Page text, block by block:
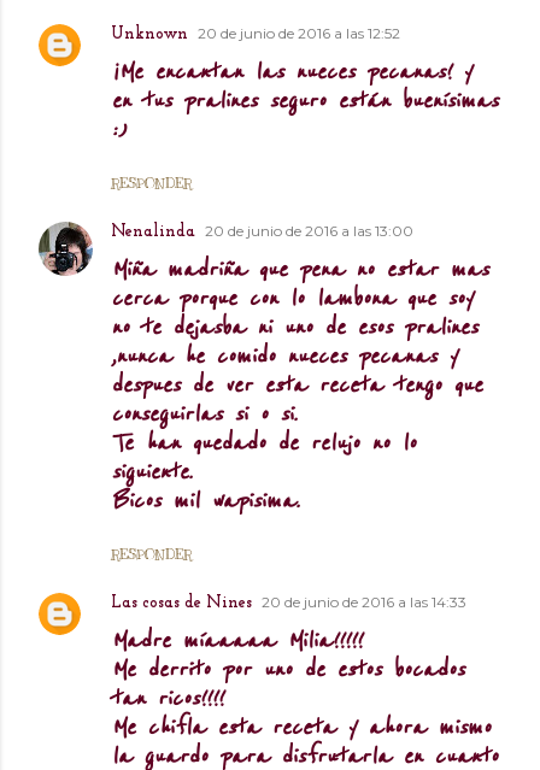
Unknown 20 de junio de 2016 a las 12:52
¡Me encantan las nueces pecanas! y
en tus pralines seguro están buenísimas
:)
RESPONDER
Nenalinda 20 de junio de 2016 a las 13:00
Miña madriña que pena no estar mas
cerca porque con lo lambona que soy
no te dejasba ni uno de esos pralines
,nunca he comido nueces pecanas y
despues de ver esta receta tengo que
conseguirlas si o si.
Te han quedado de relujo no lo
siguiente.
Bicos mil wapisima.
RESPONDER
Las cosas de Nines 20 de junio de 2016 a las 14:33
Madre míaaaaa Milia!!!!!
Me derrito por uno de estos bocados
tan ricos!!!!
Me chifla esta receta y ahora mismo
la guardo para disfrutarla en cuanto